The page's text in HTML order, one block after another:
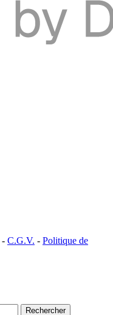
- C.G.V. - Politique de